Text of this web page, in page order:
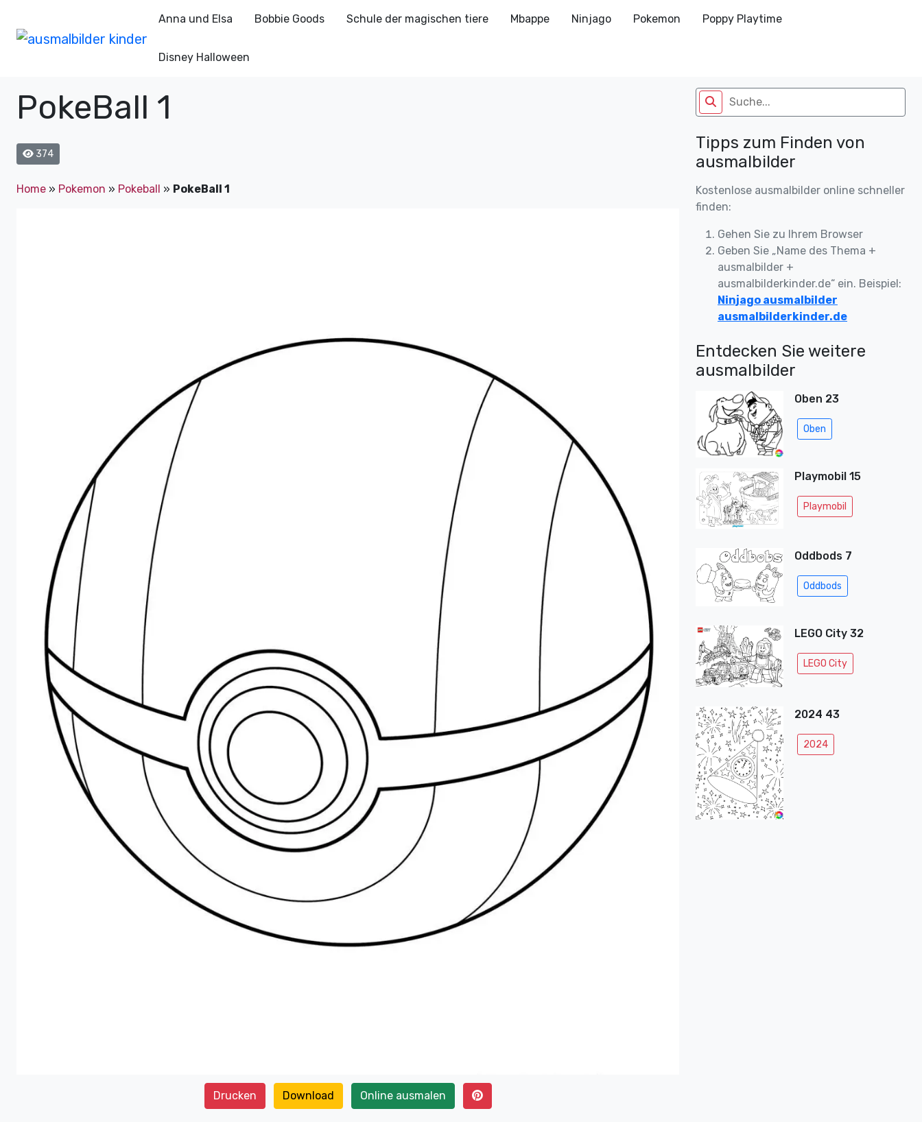
Anna und Elsa Bobbie Goods Schule der magischen tiere Mbappe Ninjago Pokemon Poppy Playtime
Disney Halloween
PokeBall 1
374
Home » Pokemon » Pokeball » PokeBall 1
Drucken Download Online ausmalen
Tipps zum Finden von
ausmalbilder
Kostenlose ausmalbilder online schneller
finden:
Gehen Sie zu Ihrem Browser
Geben Sie „Name des Thema +
ausmalbilder +
ausmalbilderkinder.de“ ein. Beispiel:
Ninjago ausmalbilder
ausmalbilderkinder.de
Entdecken Sie weitere
ausmalbilder
Oben 23
Oben
Playmobil 15
Playmobil
Oddbods 7
Oddbods
LEGO City 32
LEGO City
2024 43
2024